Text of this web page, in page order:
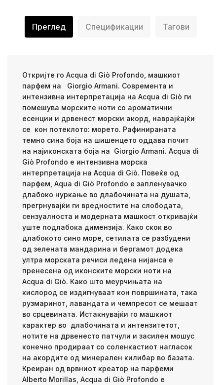
Преглед Спецификации Тагови
Откријте го Acqua di Giò Profondo, машкиот
парфем на Giorgio Armani. Современта и
интензивна интерпретација на Acqua di Giò ги
помешува морските ноти со ароматични
есенции и дрвенест морски акорд, наврајќајќи
се кон потеклото: морето. Рафинираната
темно сина боја на шишенцето оддава почит
на најиконската боја на Giorgio Armani. Acqua di
Giò Profondo е интензивна морска
интерпретација на Acqua di Giò. Повеќе од
парфем, Aqua di Giò Profondo е запленувачко
длабоко нуркање во длабочината на душата,
прегрнувајќи ги вредностите на слободата,
сензуалноста и модерната машкост откривајќи
уште подлабока димензија. Како скок во
длабокото сино море, сетилата се разбудени
од зелената мандарина и бергамот додека
ултра морската речиси ледена нијанса е
пренесена од иконските морски ноти на
Acqua di Giò. Како што меурчињата на
кислород се издигнуваат кон површината, така
рузмаринот, лавандата и чемпресот се мешаат
во срцевината. Истакнувајќи го машкиот
карактер во длабочината и интензитетот,
нотите на дрвенесто патчули и засилен мошус
конечно продираат со соленкастиот нагласок
на акордите од минерален килибар во базата.
Креиран од врвниот креатор на парфеми
Alberto Morillas, Acqua di Giò Profondo е